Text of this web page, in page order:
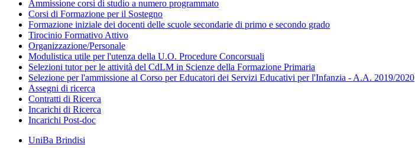
Ammissione corsi di studio a numero programmato
Corsi di Formazione per il Sostegno
Formazione iniziale dei docenti delle scuole secondarie di primo e secondo grado
Tirocinio Formativo Attivo
Organizzazione/Personale
Modulistica utile per l'utenza della U.O. Procedure Concorsuali
Selezioni tutor per le attività del CdLM in Scienze della Formazione Primaria
Selezione per l'ammissione al Corso per Educatori dei Servizi Educativi per l'Infanzia - A.A. 2019/2020
Assegni di ricerca
Contratti di Ricerca
Incarichi di Ricerca
Incarichi Post-doc
UniBa Brindisi